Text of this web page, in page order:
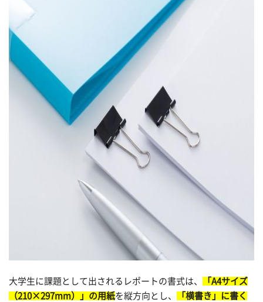
大学生に課題として出されるレポートの書式は、
「A4サイズ
（210×297mm）」の用紙を縦方向とし、
「横書き」に書く